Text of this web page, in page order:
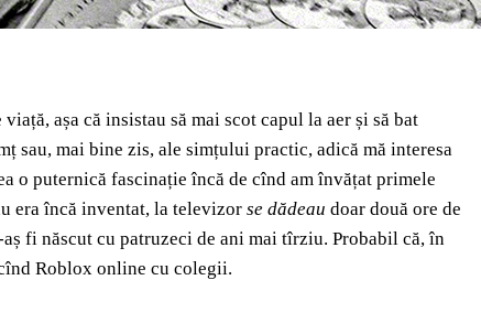
așa că insistau să mai scot capul la aer și să bat
sau, mai bine zis, ale simțului practic, adică mă interesa
o puternică fascinație încă de cînd am învățat primele
era încă inventat, la televizor se dădeau doar două ore de
fi născut cu patruzeci de ani mai tîrziu. Probabil că, în
Roblox online cu colegii.